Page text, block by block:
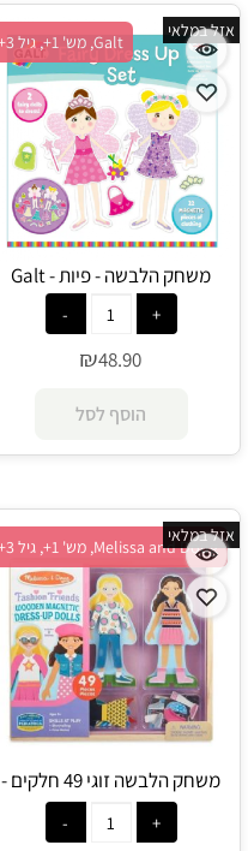
Galt, מש' 1+, גיל 3+
אזל במלאי
משחק הלבשה - פיות - Galt
₪48.90
הוסף לסל
Melissa and Doug, מש' 1+, גיל 3+
אזל במלאי
משחק הלבשה זוגי 49 חלקים -
Melissa and Doug